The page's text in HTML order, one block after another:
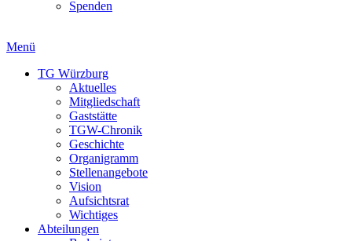
Spenden
Menü
TG Würzburg
Aktuelles
Mitgliedschaft
Gaststätte
TGW-Chronik
Geschichte
Organigramm
Stellenangebote
Vision
Aufsichtsrat
Wichtiges
Abteilungen